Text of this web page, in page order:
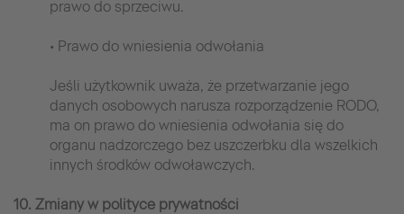
prawo do sprzeciwu.
• Prawo do wniesienia odwołania
Jeśli użytkownik uważa, że przetwarzanie jego
danych osobowych narusza rozporządzenie RODO,
ma on prawo do wniesienia odwołania się do
organu nadzorczego bez uszczerbku dla wszelkich
innych środków odwoławczych.
10. Zmiany w polityce prywatności